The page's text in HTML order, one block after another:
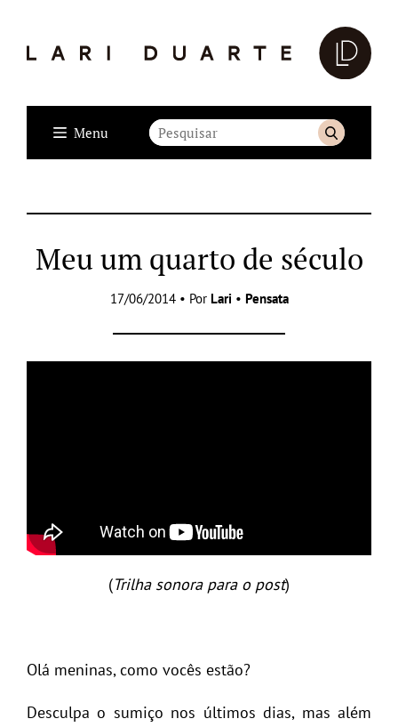
Menu
Meu um quarto de século
17/06/2014 • Por Lari • Pensata
(Trilha sonora para o post)
Olá meninas, como vocês estão?
Desculpa o sumiço nos últimos dias, mas além